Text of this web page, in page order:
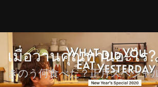
เมื่อวานคุณทานอะไร?
きのう何食べた？正月スペシャ